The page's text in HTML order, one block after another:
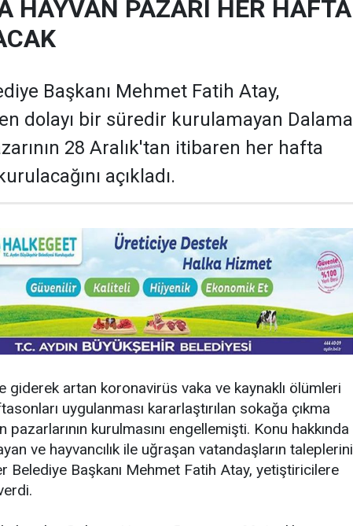
HAYVAN PAZARI HER HAFTA
Başkanı Mehmet Fatih Atay,
dolayı bir süredir kurulamayan Dalama
28 Aralık'tan itibaren her hafta
açıkladı.
giderek artan koronavirüs vaka ve kaynaklı ölümleri
uygulanması kararlaştırılan sokağa çıkma
pazarlarının kurulmasını engellemişti. Konu hakkında
ve hayvancılık ile uğraşan vatandaşların taleplerini
Belediye Başkanı Mehmet Fatih Atay, yetiştiricilere